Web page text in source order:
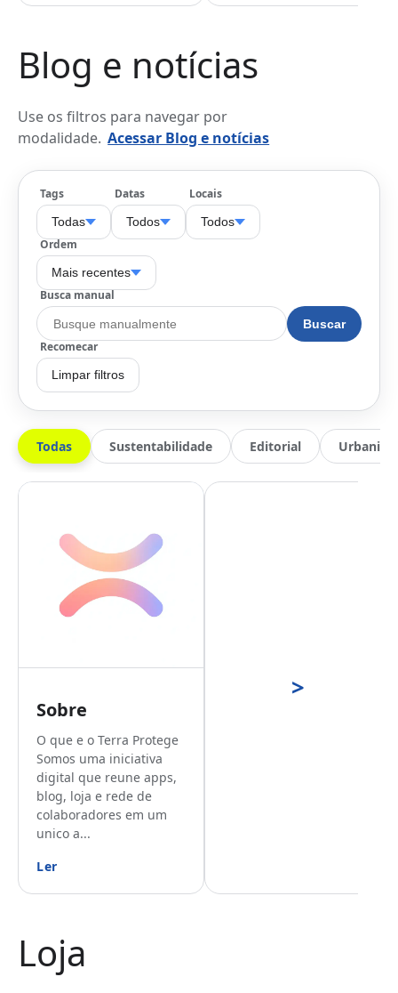
Blog e notícias
Use os filtros para navegar por
modalidade. Acessar Blog e notícias
Tags
Todas
Datas
Todos
Locais
Todos
Ordem
Mais recentes
Busca manual
Buscar
Recomecar
Limpar filtros
Todas Sustentabilidade Editorial
Sobre
O que e o Terra Protege
Somos uma iniciativa
digital que reune apps,
blog, loja e rede de
colaboradores em um
unico a...
Ler
>
Loja